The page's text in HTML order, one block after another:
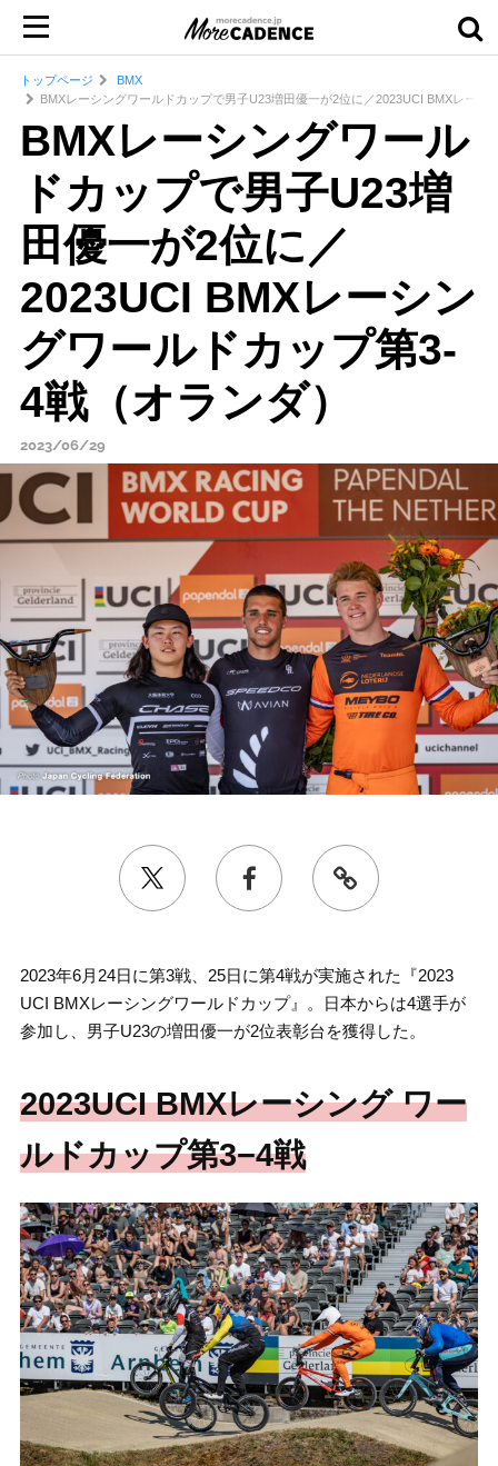
トップページ
BMX
BMXレーシングワールドカップで男子U23増田優一が2位に／2023UCI BMXレーシ
BMXレーシングワール
ドカップで男子U23増
田優一が2位に／
2023UCI BMXレーシン
グワールドカップ第3-
4戦（オランダ）
2023/06/29
2023年6月24日に第3戦、25日に第4戦が実施された『2023
UCI BMXレーシングワールドカップ』。日本からは4選手が
参加し、男子U23の増田優一が2位表彰台を獲得した。
2023UCI BMXレーシング ワー
ルドカップ第3−4戦